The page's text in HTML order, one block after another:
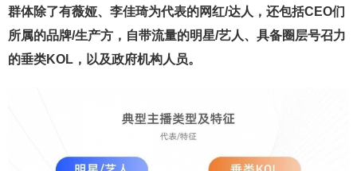
群体除了有薇娅、李佳琦为代表的网红/达人，还包括CEO们
所属的品牌/生产方，自带流量的明星/艺人、具备圈层号召力
的垂类KOL，以及政府机构人员。